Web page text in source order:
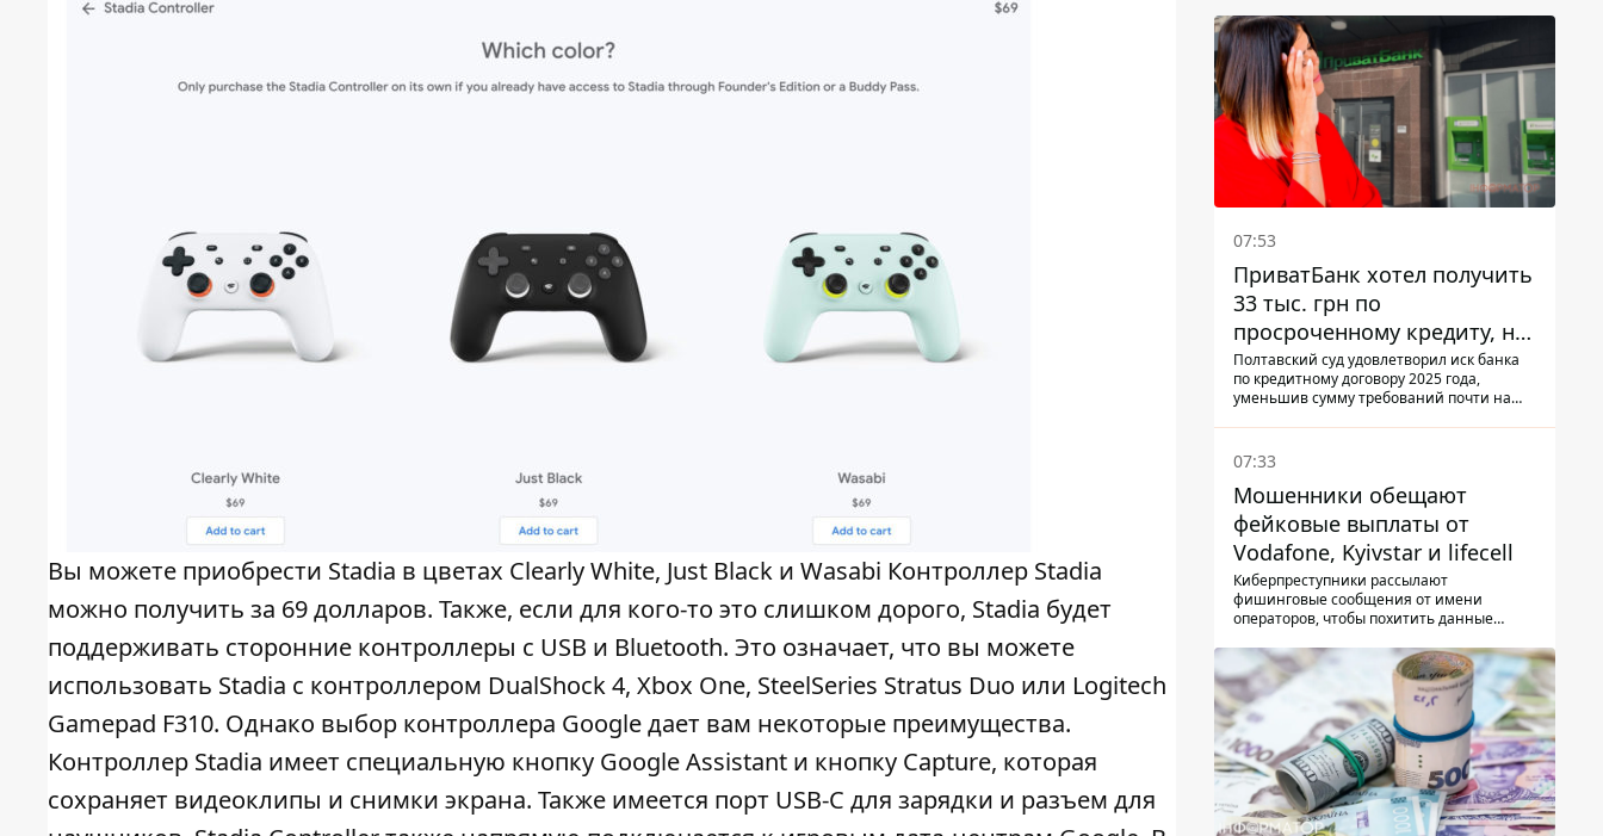
Вы можете приобрести Stadia в цветах Clearly White, Just Black и Wasabi Контроллер Stadia
можно получить за 69 долларов. Также, если для кого-то это слишком дорого, Stadia будет
поддерживать сторонние контроллеры с USB и Bluetooth. Это означает, что вы можете
использовать Stadia с контроллером DualShock 4, Xbox One, SteelSeries Stratus Duo или Logitech
Gamepad F310. Однако выбор контроллера Google дает вам некоторые преимущества.
Контроллер Stadia имеет специальную кнопку Google Assistant и кнопку Capture, которая
сохраняет видеоклипы и снимки экрана. Также имеется порт USB-C для зарядки и разъем для
07:53
ПриватБанк хотел получить
33 тыс. грн по
просроченному кредиту, но
суд взыскал с должницы
только 22 тыс. грн
Полтавский суд удовлетворил иск банка
по кредитному договору 2025 года,
уменьшив сумму требований почти на
07:33
Мошенники обещают
фейковые выплаты от
Vodafone, Kyivstar и lifecell
Киберпреступники рассылают
фишинговые сообщения от имени
операторов, чтобы похитить данные